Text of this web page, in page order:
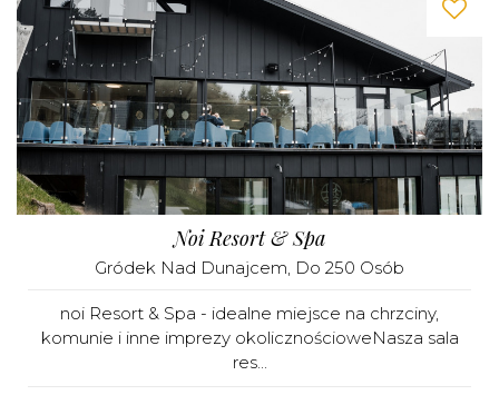
Noi Resort & Spa
Gródek Nad Dunajcem, Do 250 Osób
noi Resort & Spa - idealne miejsce na chrzciny,
komunie i inne imprezy okolicznościoweNasza sala
res...